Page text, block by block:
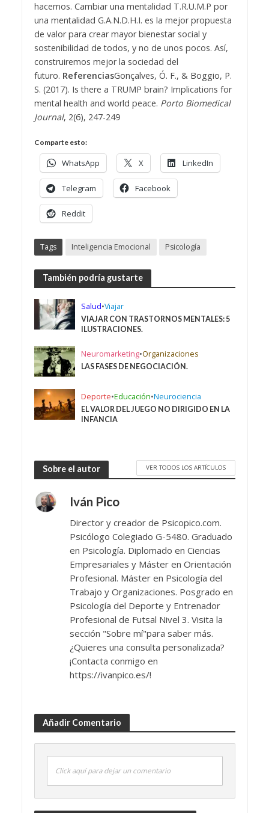
hacemos. Cambiar una mentalidad T.R.U.M.P por
una mentalidad G.A.N.D.H.I. es la mejor propuesta
de valor para crear mayor bienestar social y
sostenibilidad de todos, y no de unos pocos. Así,
construiremos mejor la sociedad del
futuro. ReferenciasGonçalves, Ó. F., & Boggio, P.
S. (2017). Is there a TRUMP brain? Implications for
mental health and world peace. Porto Biomedical
Journal, 2(6), 247-249
Comparte esto:
WhatsApp X LinkedIn
Telegram Facebook
Reddit
Tags Inteligencia Emocional Psicología
También podría gustarte
Salud•Viajar
VIAJAR CON TRASTORNOS MENTALES: 5
ILUSTRACIONES.
Neuromarketing•Organizaciones
LAS FASES DE NEGOCIACIÓN.
Deporte•Educación•Neurociencia
EL VALOR DEL JUEGO NO DIRIGIDO EN LA
INFANCIA
Sobre el autor VER TODOS LOS ARTÍCULOS
Iván Pico
Director y creador de Psicopico.com.
Psicólogo Colegiado G-5480. Graduado
en Psicología. Diplomado en Ciencias
Empresariales y Máster en Orientación
Profesional. Máster en Psicología del
Trabajo y Organizaciones. Posgrado en
Psicología del Deporte y Entrenador
Profesional de Futsal Nivel 3. Visita la
sección "Sobre mí"para saber más.
¿Quieres una consulta personalizada?
¡Contacta conmigo en
https://ivanpico.es/!
Añadir Comentario
Click aquí para dejar un comentario